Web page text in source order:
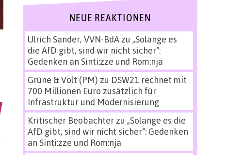
NEUE REAKTIONEN
Ulrich Sander, VVN-BdAzu „Solange es
die AfD gibt, sind wir nicht sicher“:
Gedenken an Sinti:zze und Rom:nja
Grüne & Volt (PM) zu DSW21 rechnet mit
700 Millionen Euro zusätzlich für
Infrastruktur und Modernisierung
Kritischer Beobachterzu „Solange es die
AfD gibt, sind wir nicht sicher“: Gedenken
an Sinti:zze und Rom:nja